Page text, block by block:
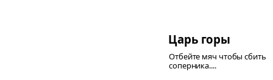
Царь горы
Отбейте мяч чтобы сбить
соперника....